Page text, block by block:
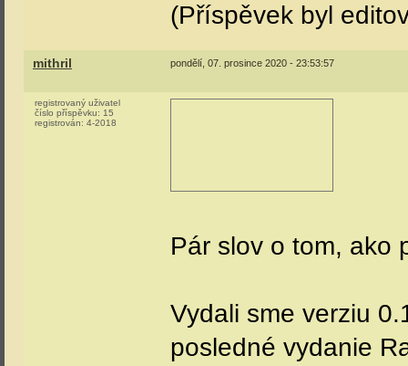
(Příspěvek byl
mithril pondělí, 07. prosince 2020 - 23:53:57
registrovaný uživatel
číslo příspěvku: 15
registrován: 4-2018
Pár slov o tom, ako
Vydali sme verziu
posledné vydanie